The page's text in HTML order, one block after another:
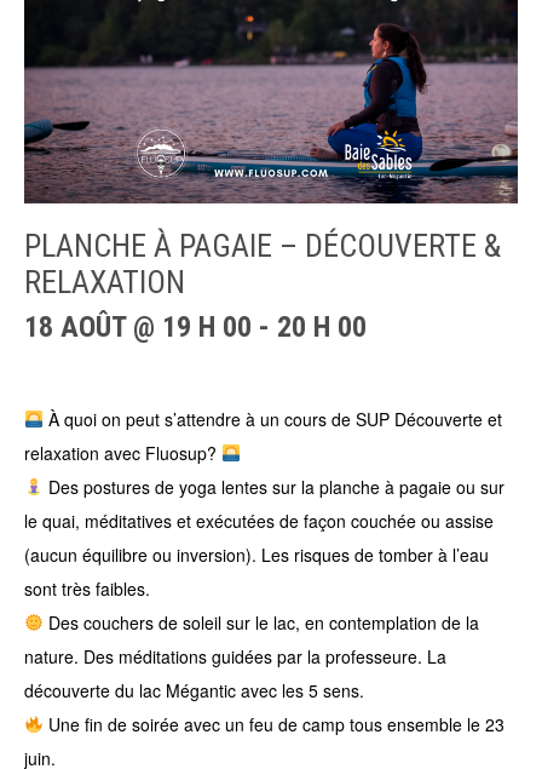
PLANCHE À PAGAIE – DÉCOUVERTE &
RELAXATION
18 AOÛT @ 19 H 00 - 20 H 00
À quoi on peut s’attendre à un cours de SUP Découverte et
relaxation avec Fluosup?
Des postures de yoga lentes sur la planche à pagaie ou sur
le quai, méditatives et exécutées de façon couchée ou assise
(aucun équilibre ou inversion). Les risques de tomber à l’eau
sont très faibles.
Des couchers de soleil sur le lac, en contemplation de la
nature. Des méditations guidées par la professeure. La
découverte du lac Mégantic avec les 5 sens.
Une fin de soirée avec un feu de camp tous ensemble le 23
juin.